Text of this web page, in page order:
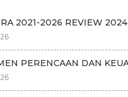
2021-2026 REVIEW 2024
PERENCAAN DAN